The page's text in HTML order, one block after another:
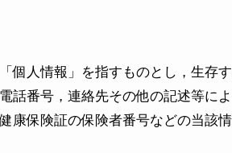
個人情報」を指すものとし，生存
話番号，連絡先その他の記述等に
康保険証の保険者番号などの当該